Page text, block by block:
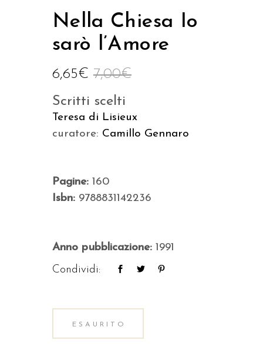
Nella Chiesa Io
sarò l’Amore
7,00€
6,65€
Scritti scelti
Teresa di Lisieux
curatore: Camillo Gennaro
Pagine: 160
Isbn: 9788831142236
Anno pubblicazione: 1991
Condividi:
ESAURITO